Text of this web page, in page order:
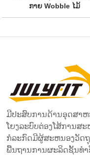
ກາຍ Wobble ໄມ້
ມີປະສົບການດ້ານອຸດສາຫ
ໂຍງລະບົບຕ່ອງໂສ້ການສ
ກໍລະກົດມີຜູ້ສະຫນອງວັດ
ພື້ນຖານການຜະລິດຊັ້ນທໍາ